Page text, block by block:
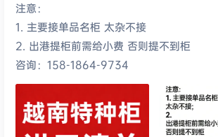
注意：
1. 主要接单品名柜 太杂不接
2. 出港提柜前需给小费 否则提不到柜
咨询：158-1864-9734